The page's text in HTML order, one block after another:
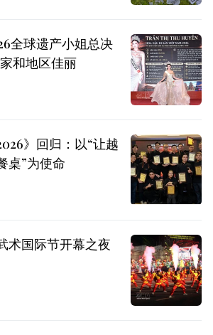
全球遗产小姐总决
和地区佳丽
》回归：以“让越
桌”为使命
术国际节开幕之夜